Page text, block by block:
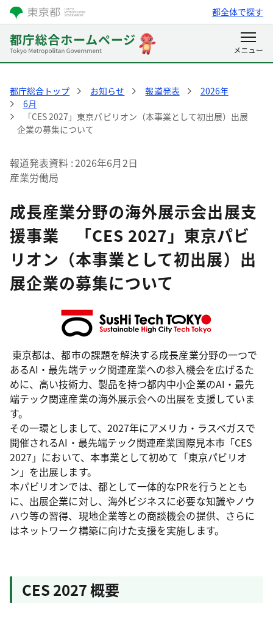
都全体で探す
都庁総合トップ お知らせ 報道発表
2026年
6月
「CES 2027」東京パビリオン（本事業として初出展）出展
企業の募集について
報道発表資料 2026年6月2日
産業労働局
成長産業分野の海外展示会出展支
援事業 「CES 2027」東京パビ
リオン（本事業として初出展）出
展企業の募集について
東京都は、都市の課題を解決する成長産業分野の一つで
あるAI・最先端テック関連産業への参入機会を広げるた
めに、高い技術力、製品を持つ都内中小企業のAI・最先
端テック関連産業の海外展示会への出展を支援していま
す。
その一環としまして、2027年にアメリカ・ラスベガスで
開催されるAI・最先端テック関連産業国際見本市「CES
2027」において、本事業として初めて「東京パビリオ
ン」を出展します。
本パビリオンでは、都として一体的なPRを行うととも
に、出展企業に対し、海外ビジネスに必要な知識やノウ
ハウ等の習得、現地企業等との商談機会の提供、さらに
はネットワーク構築に向けた支援を実施します。
CES 2027 概要